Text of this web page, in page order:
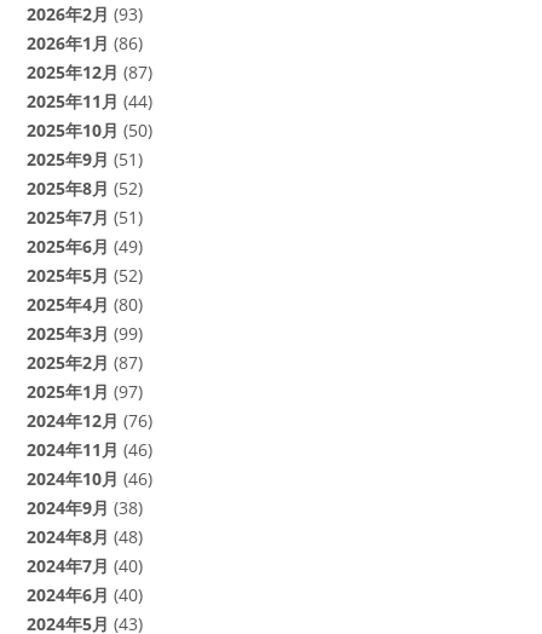
2026年2月 (93)
2026年1月 (86)
2025年12月 (87)
2025年11月 (44)
2025年10月 (50)
2025年9月 (51)
2025年8月 (52)
2025年7月 (51)
2025年6月 (49)
2025年5月 (52)
2025年4月 (80)
2025年3月 (99)
2025年2月 (87)
2025年1月 (97)
2024年12月 (76)
2024年11月 (46)
2024年10月 (46)
2024年9月 (38)
2024年8月 (48)
2024年7月 (40)
2024年6月 (40)
2024年5月 (43)